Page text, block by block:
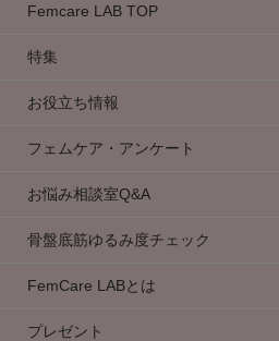
Femcare LAB TOP
特集
お役立ち情報
フェムケア・アンケート
お悩み相談室Q&A
骨盤底筋ゆるみ度チェック
FemCare LABとは
プレゼント